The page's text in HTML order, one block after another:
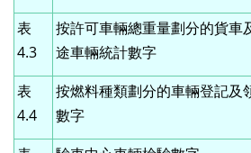
表
4.3
按許可車輛總重量劃分的貨車
途車輛統計數字
表
4.4
按燃料種類劃分的車輛登記及
數字